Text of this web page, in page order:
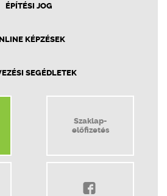
ÉPÍTÉSI JOG
KÉPZÉSEK
SEGÉDLETEK
Szaklap-
előfizetés